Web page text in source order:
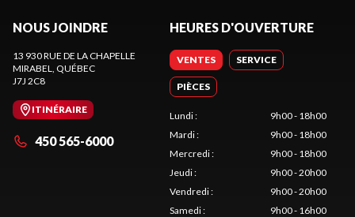
NOUS JOINDRE
13 930 RUE DE LA CHAPELLE
MIRABEL, QUÉBEC
J7J 2C8
ITINÉRAIRE
450 565-6000
HEURES D'OUVERTURE
VENTES SERVICE
PIÈCES
Lundi:
9h00 - 18h00
Mardi:
9h00 - 18h00
Mercredi:
9h00 - 18h00
Jeudi:
9h00 - 20h00
Vendredi:
9h00 - 20h00
Samedi: 9h00 - 16h00